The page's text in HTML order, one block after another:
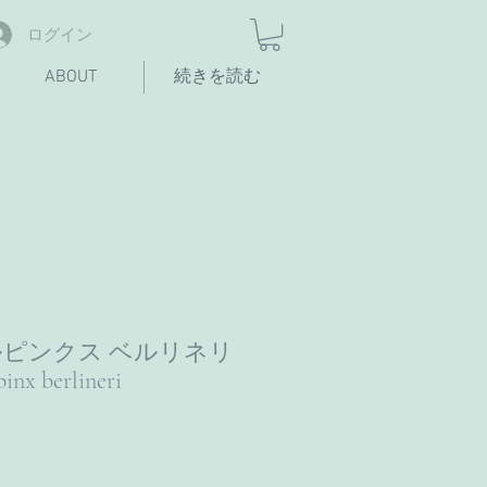
ログイン
ABOUT 続きを読む
ンクス ベルリネリ
berlineri